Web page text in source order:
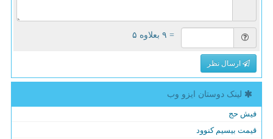
= ۹ بعلاوه ۵
ارسال نظر
لینک دوستان ایزو وب
فیش حج
قیمت بیسیم کنوود